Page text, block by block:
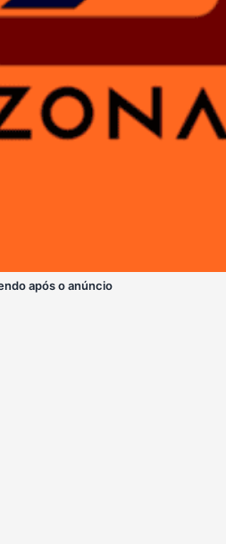
após o anúncio